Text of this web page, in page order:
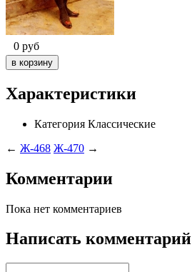
0 руб
Характеристики
Категория Классические
← Ж-468 Ж-470 →
Комментарии
Пока нет комментариев
Написать комментарий